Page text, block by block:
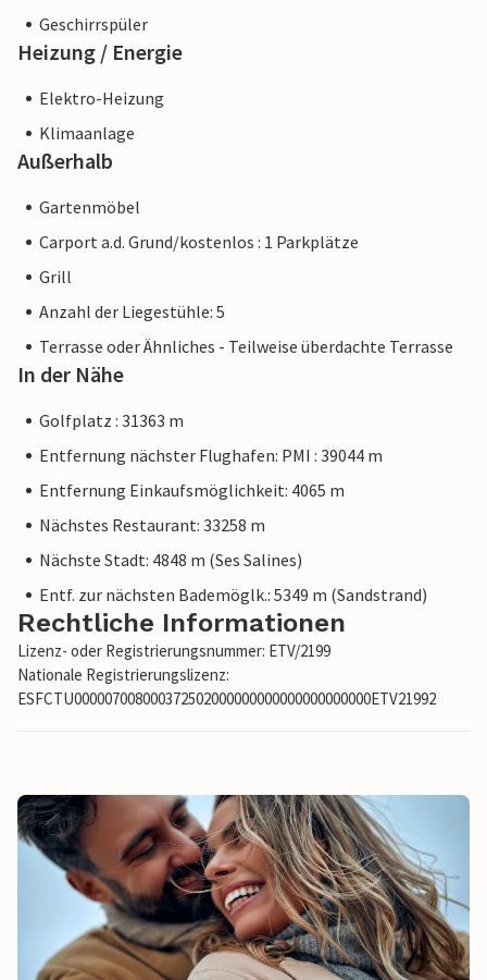
jedoch sicher sein, dass wir Ihnen denselben Kundenservice
bieten und Ihr Aufenthalt sich nicht von einer Buchung bei
Geschirrspüler
Heizung / Energie
Elektro-Heizung
Klimaanlage
Außerhalb
Gartenmöbel
Carport a.d. Grund/kostenlos : 1 Parkplätze
Grill
Anzahl der Liegestühle: 5
Terrasse oder Ähnliches - Teilweise überdachte Terrasse
In der Nähe
Golfplatz : 31363 m
Entfernung nächster Flughafen: PMI : 39044 m
Entfernung Einkaufsmöglichkeit: 4065 m
Nächstes Restaurant: 33258 m
Nächste Stadt: 4848 m (Ses Salines)
Entf. zur nächsten Bademöglk.: 5349 m (Sandstrand)
Rechtliche Informationen
Lizenz- oder Registrierungsnummer: ETV/2199
Nationale Registrierungslizenz:
ESFCTU000007008000372502000000000000000000000ETV21992